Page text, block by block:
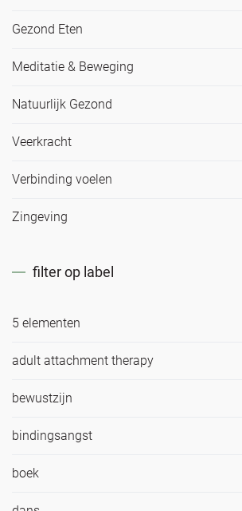
Gezond Eten
Meditatie & Beweging
Natuurlijk Gezond
Veerkracht
Verbinding voelen
Zingeving
filter op label
5 elementen
adult attachment therapy
bewustzijn
bindingsangst
boek